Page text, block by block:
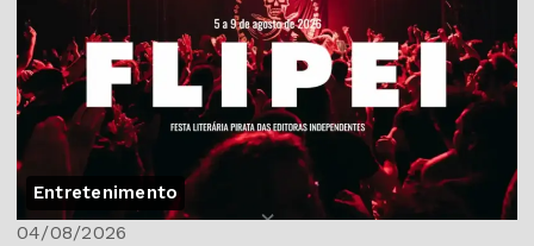
Entretenimento
04/08/2026